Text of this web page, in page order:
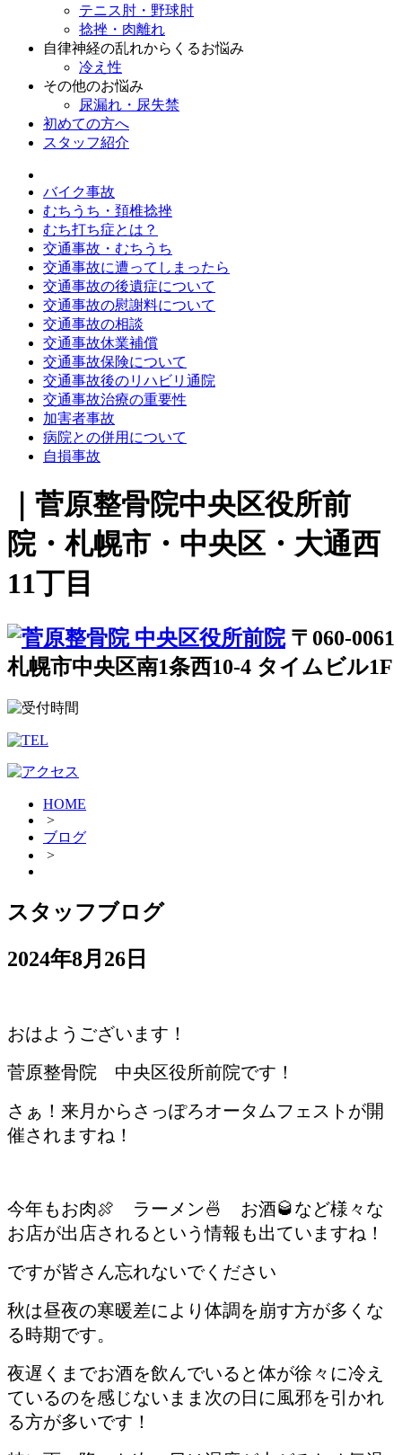
テニス肘・野球肘
捻挫・肉離れ
自律神経の乱れからくるお悩み
冷え性
その他のお悩み
尿漏れ・尿失禁
初めての方へ
スタッフ紹介
バイク事故
むちうち・頚椎捻挫
むち打ち症とは？
交通事故・むちうち
交通事故に遭ってしまったら
交通事故の後遺症について
交通事故の慰謝料について
交通事故の相談
交通事故休業補償
交通事故保険について
交通事故後のリハビリ通院
交通事故治療の重要性
加害者事故
病院との併用について
自損事故
｜菅原整骨院中央区役所前
院・札幌市・中央区・大通西
11丁目
〒060-0061
札幌市中央区南1条西10-4 タイムビル1F
HOME
>
ブログ
>
スタッフブログ
2024年8月26日
おはようございます！
菅原整骨院 中央区役所前院です！
さぁ！来月からさっぽろオータムフェストが開
催されますね！
今年もお肉🍖 ラーメン🍜 お酒🥃など様々な
お店が出店されるという情報も出ていますね！
ですが皆さん忘れないでください
秋は昼夜の寒暖差により体調を崩す方が多くな
る時期です。
夜遅くまでお酒を飲んでいると体が徐々に冷え
ているのを感じないまま次の日に風邪を引かれ
る方が多いです！